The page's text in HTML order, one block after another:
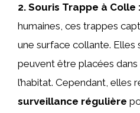
2. Souris Trappe à Colle :
humaines, ces trappes
une surface collante. Elles
peuvent être placées
l’habitat. Cependant, elles
surveillance régulière